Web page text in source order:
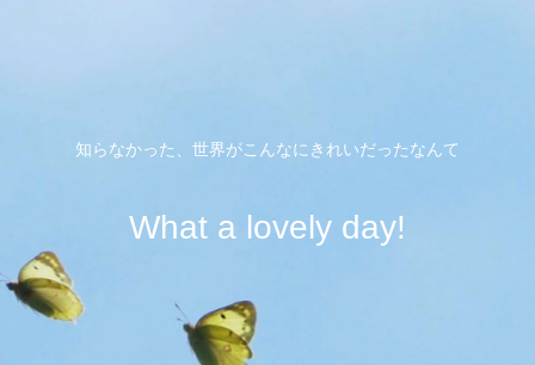
知らなかった、世界がこんなにきれいだったなんて
What a lovely day!